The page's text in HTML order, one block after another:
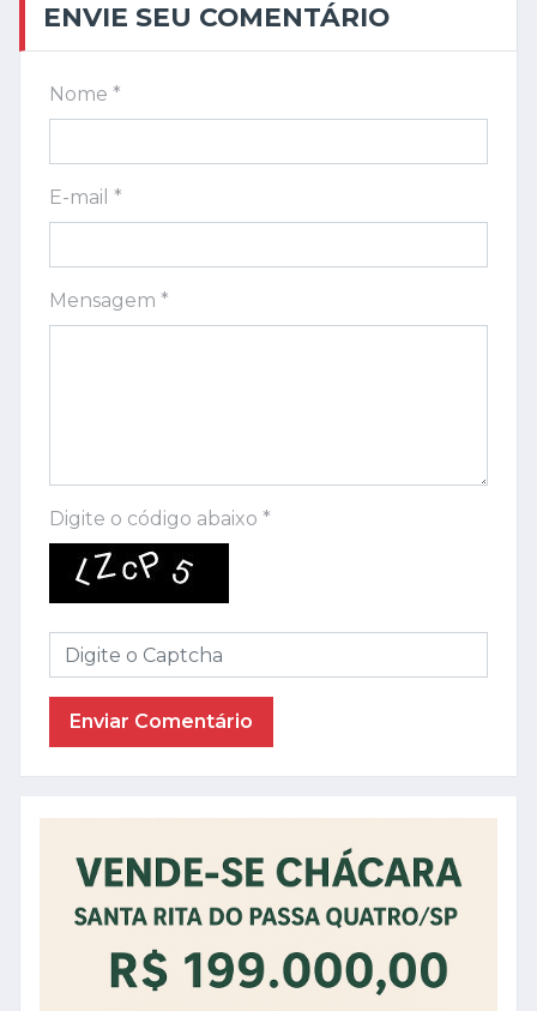
ENVIE SEU COMENTÁRIO
Nome *
E-mail *
Mensagem *
Digite o código abaixo *